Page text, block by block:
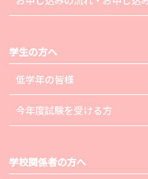
学生の方へ
低学年の皆様
今年度試験を受ける方
学校関係者の方へ